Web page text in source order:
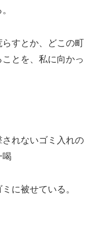
すとか、どこの町
とを、私に向かっ
れないゴミ入れの
喝
に被せている。